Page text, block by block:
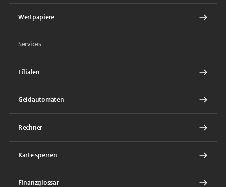
Wertpapiere
Services
Filialen
Geldautomaten
Rechner
Karte sperren
Finanzglossar